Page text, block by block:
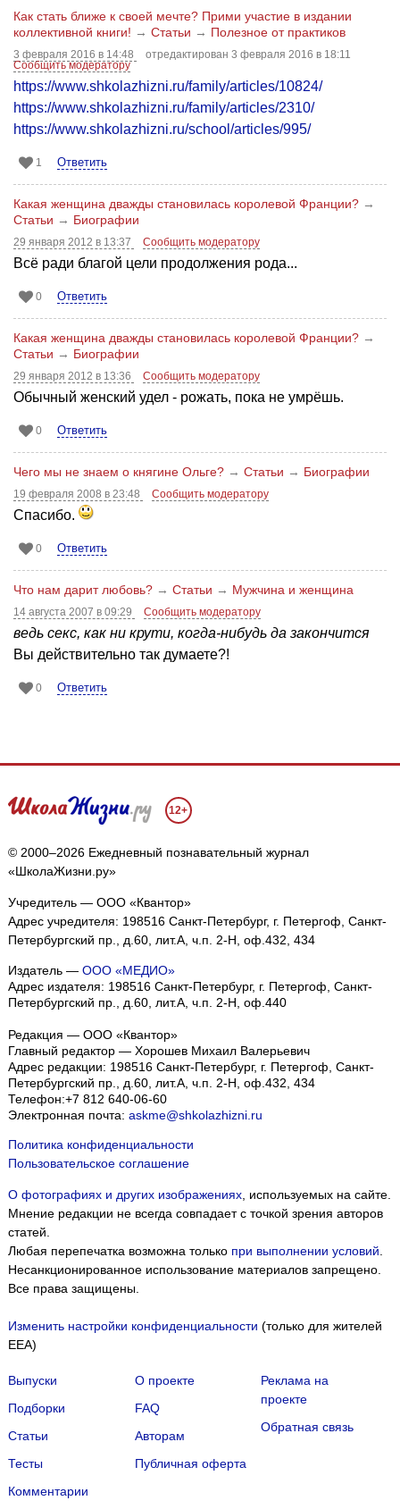
Как стать ближе к своей мечте? Прими участие в издании
коллективной книги! → Статьи → Полезное от практиков
3 февраля 2016 в 14:48
отредактирован 3 февраля 2016 в 18:11
Сообщить модератору
https://www.shkolazhizni.ru/family/articles/10824/
https://www.shkolazhizni.ru/family/articles/2310/
https://www.shkolazhizni.ru/school/articles/995/
1 Ответить
Какая женщина дважды становилась королевой Франции? →
Статьи → Биографии
29 января 2012 в 13:37 Сообщить модератору
Всё ради благой цели продолжения рода...
0 Ответить
Какая женщина дважды становилась королевой Франции? →
Статьи → Биографии
29 января 2012 в 13:36 Сообщить модератору
Обычный женский удел - рожать, пока не умрёшь.
0 Ответить
Чего мы не знаем о княгине Ольге? → Статьи → Биографии
19 февраля 2008 в 23:48 Сообщить модератору
Спасибо.
0 Ответить
Что нам дарит любовь? → Статьи → Мужчина и женщина
14 августа 2007 в 09:29 Сообщить модератору
ведь секс, как ни крути, когда-нибудь да закончится
Вы действительно так думаете?!
0 Ответить
12+
© 2000–2026 Ежедневный познавательный журнал
«ШколаЖизни.ру»
Учредитель — ООО «Квантор»
Адрес учредителя: 198516 Санкт-Петербург, г. Петергоф, Санкт-
Петербургский пр., д.60, лит.А, ч.п. 2-Н, оф.432, 434
Издатель — ООО «МЕДИО»
Адрес издателя: 198516 Санкт-Петербург, г. Петергоф, Санкт-
Петербургский пр., д.60, лит.А, ч.п. 2-Н, оф.440
Редакция — ООО «Квантор»
Главный редактор — Хорошев Михаил Валерьевич
Адрес редакции: 198516 Санкт-Петербург, г. Петергоф Санкт-
Петербургский пр., д.60, лит.А, ч.п. 2-Н, оф.432, 434
Телефон:+7 812 640-06-60
Электронная почта: askme@shkolazhizni.ru
Политика конфиденциальности
Пользовательское соглашение
О фотографиях и других изображениях, используемых на сайте.
Мнение редакции не всегда совпадает с точкой зрения авторов
статей.
Любая перепечатка возможна только при выполнении условий
Несанкционированное использование материалов запрещено.
Все права защищены.
Изменить настройки конфиденциальности (только для жителей
EEA)
Выпуски
Подборки
Статьи
Тесты
Комментарии
О проекте
FAQ
Авторам
Публичная оферта
Реклама на
проекте
Обратная связь